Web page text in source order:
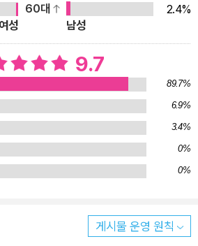
사람들의 관심을 사로잡는 인터넷 세상
것을 기민하게 알아채고, 지금까지 수많
미디어의 진화를 경험했다. 그리고 현재
의 알고리즘을 따라서 팔로워가 아닌 사
콘텐츠를 노출하고 있음을 포착했다.
사용자는 팔로워 수에 상관없이 콘텐츠
기록할 수 있다. 따라서 소셜 플랫폼에
어느 때보다도 중요해졌다. 틱톡 팔로워
된다 한들, 아무도 관심 없는 콘텐츠를
도 사람들과 관련된 콘텐츠를 올린다면,
수 있다. 모두가 ‘피드’라는 한정된 공
60대
2.4%
여성
남성
9.7
89.7%
6.9%
3.4%
0%
0%
게시물 운영 원칙